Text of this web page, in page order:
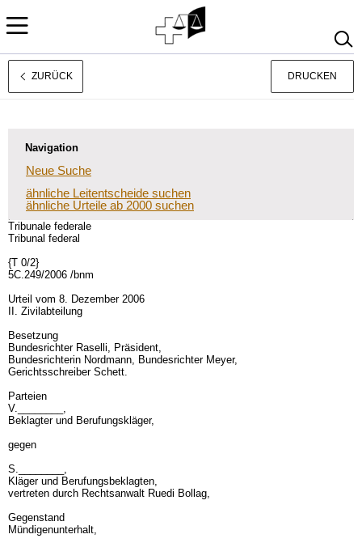
Français
ZURÜCK DRUCKEN
Navigation
Neue Suche
ähnliche Leitentscheide suchen
ähnliche Urteile ab 2000 suchen
Tribunale federale
Tribunal federal
{T 0/2}
5C.249/2006 /bnm
Urteil vom 8. Dezember 2006
II. Zivilabteilung
Besetzung
Bundesrichter Raselli, Präsident,
Bundesrichterin Nordmann, Bundesrichter Meyer,
Gerichtsschreiber Schett.
Parteien
V.________,
Beklagter und Berufungskläger,
gegen
S.________,
Kläger und Berufungsbeklagten,
vertreten durch Rechtsanwalt Ruedi Bollag,
Gegenstand
Mündigenunterhalt,